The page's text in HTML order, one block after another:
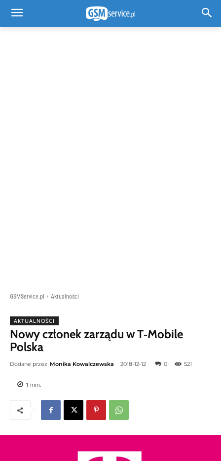
GSMService.pl Aktualności
AKTUALNOŚCI
Nowy członek zarządu w T‑Mobile
Polska
Dodane przez Monika Kowalczewska 2018-12-12 0 521
1 min.